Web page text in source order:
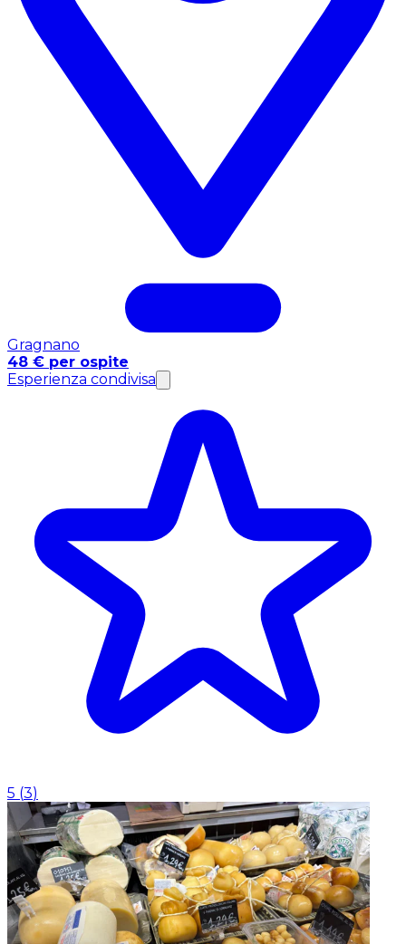
Gragnano
48 € per ospite
Esperienza condivisa
5 (3)